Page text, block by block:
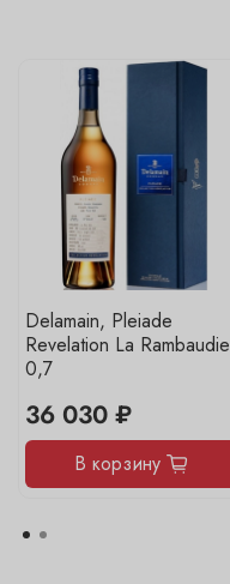
Delamain, Pleiade
Revelation La Rambaudie
0,7
36 030 ₽
В корзину